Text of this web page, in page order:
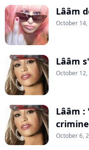
Lââm
October 14,
Lââm
October 12,
Lââm :
October 6,